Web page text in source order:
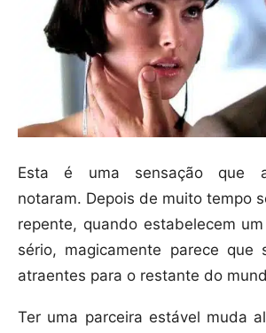
Esta é uma sensação que
notaram. Depois de muito tempo
repente, quando estabelecem
sério, magicamente parece que
atraentes para o restante do
Ter uma parceira estável muda